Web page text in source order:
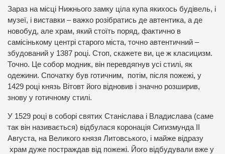
Зараз на місці Нижнього замку ціла купа якихось будівель, і
музеї, і виставки – важко розібратись де автентика, а де
новобуд, але храм, який стоїть поряд, фактично в
самісінькому центрі старого міста, точно автентичний –
збудований у 1387 році. Стоп, скажете ви, це ж класицизм.
Точно. Це собор модник, він перевдягнув усі стилі, як
одежини. Спочатку був готичним, потім, після пожежі, у
1429 році князь Вітовт його відновив і значно розширив,
знову у готичному стилі.
У 1529 році в соборі святих Станіслава і Владислава (саме
так він називається) відбулася коронація Сигизмунда ІІ
Августа, на Великого князя Литовського, і майже відразу
храм дуже постраждав від пожежі. Його відбудували вже у